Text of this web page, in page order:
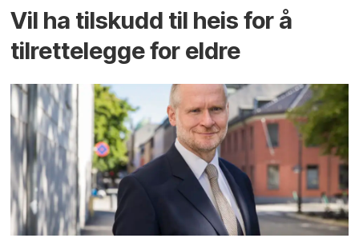
Vil ha tilskudd til heis for å
tilrettelegge for eldre